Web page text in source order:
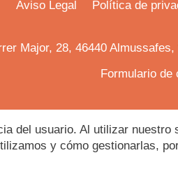
Aviso Legal Política de
Major, 28, 46440 Almussafes,
Formulario de
del usuario. Al utilizar
y cómo gestionarlas,